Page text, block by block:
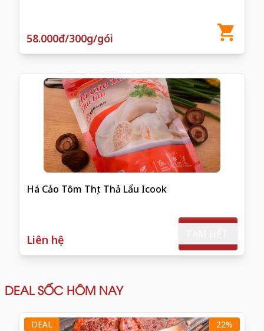
58.000đ/300g/gói
Há Cảo Tôm Thịt Thả Lẩu Icook
Liên hệ
DEAL SỐC HÔM NAY
DEAL 22%